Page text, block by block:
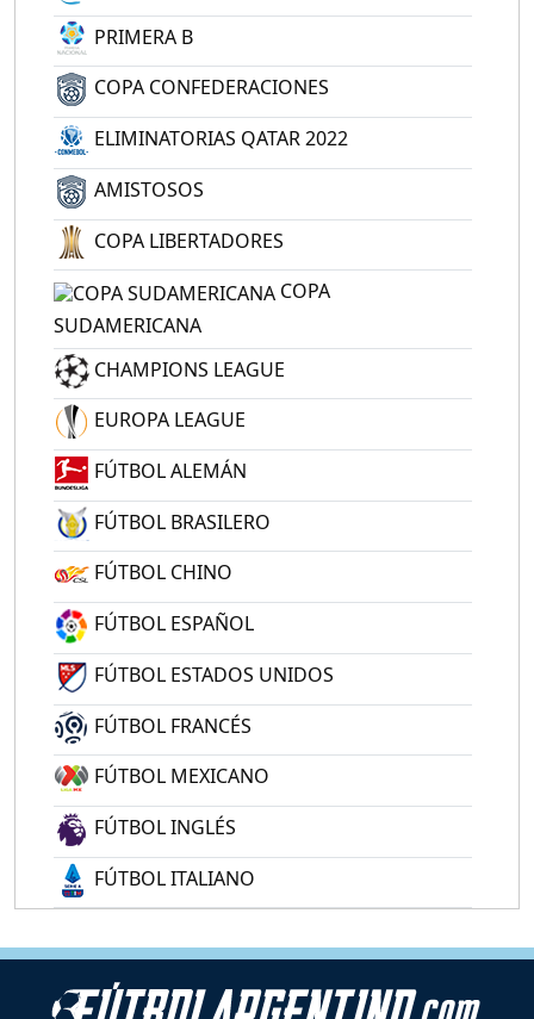
PRIMERA B
COPA CONFEDERACIONES
ELIMINATORIAS QATAR 2022
AMISTOSOS
COPA LIBERTADORES
COPA
SUDAMERICANA
CHAMPIONS LEAGUE
EUROPA LEAGUE
FÚTBOL ALEMÁN
FÚTBOL BRASILERO
FÚTBOL CHINO
FÚTBOL ESPAÑOL
FÚTBOL ESTADOS UNIDOS
FÚTBOL FRANCÉS
FÚTBOL MEXICANO
FÚTBOL INGLÉS
FÚTBOL ITALIANO